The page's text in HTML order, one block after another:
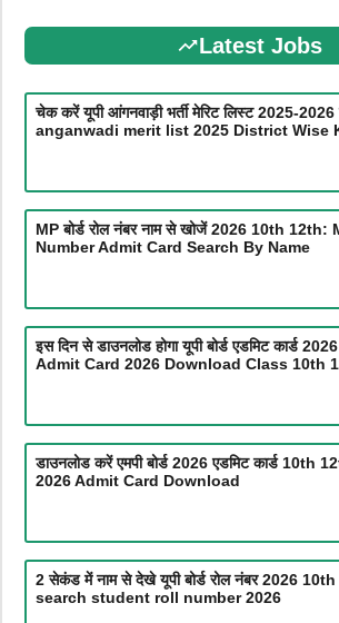
Latest Jobs
चेक करें यूपी आंगनवाड़ी भर्ती मेरिट लिस्ट 2025-
anganwadi merit list 2025 District Wise
MP बोर्ड रोल नंबर नाम से खोजें 2026 10th
Number Admit Card Search By Name
इस दिन से डाउनलोड होगा यूपी बोर्ड एडमिट कार्ड
Admit Card 2026 Download Class 10th
डाउनलोड करें एमपी बोर्ड 2026 एडमिट कार्ड 10th
2026 Admit Card Download
2 सेकंड में नाम से देखे यूपी बोर्ड रोल नंबर 2026
search student roll number 2026